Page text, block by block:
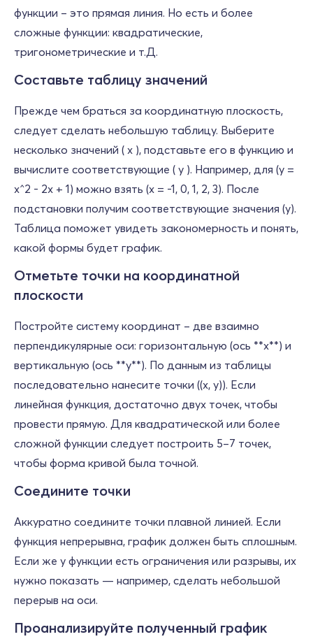
функции – это прямая линия. Но есть и более
сложные функции: квадратические,
тригонометрические и т.Д.
Составьте таблицу значений
Прежде чем браться за координатную плоскость,
следует сделать небольшую таблицу. Выберите
несколько значений ( x ), подставьте его в функцию и
вычислите соответствующие ( y ). Например, для (y =
x^2 - 2x + 1) можно взять (x = -1, 0, 1, 2, 3). После
подстановки получим соответствующие значения (y).
Таблица поможет увидеть закономерность и понять,
какой формы будет график.
Отметьте точки на координатной
плоскости
Постройте систему координат – две взаимно
перпендикулярные оси: горизонтальную (ось **x**) и
вертикальную (ось **y**). По данным из таблицы
последовательно нанесите точки ((x, y)). Если
линейная функция, достаточно двух точек, чтобы
провести прямую. Для квадратической или более
сложной функции следует построить 5–7 точек,
чтобы форма кривой была точной.
Соедините точки
Аккуратно соедините точки плавной линией. Если
функция непрерывна, график должен быть сплошным.
Если же у функции есть ограничения или разрывы, их
нужно показать — например, сделать небольшой
перерыв на оси.
Проанализируйте полученный график